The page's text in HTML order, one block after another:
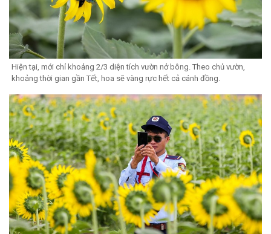
Hiện tại, mới chỉ khoảng 2/3 diện tích vườn nở bông. Theo chủ vườn,
khoảng thời gian gần Tết, hoa sẽ vàng rực hết cả cánh đồng.